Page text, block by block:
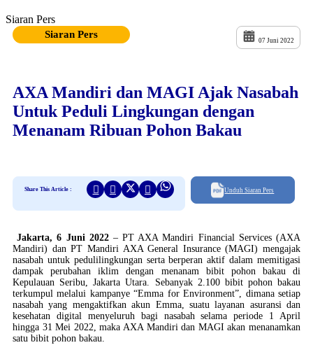
Siaran Pers
Siaran Pers
07 Juni 2022
AXA Mandiri dan MAGI Ajak Nasabah
Untuk Peduli Lingkungan dengan
Menanam Ribuan Pohon Bakau
Share This Article : Unduh Siaran Pers
Jakarta, 6 Juni 2022 – PT AXA Mandiri Financial Services (AXA
Mandiri) dan PT Mandiri AXA General Insurance (MAGI) mengajak
nasabah untuk pedulilingkungan serta berperan aktif dalam memitigasi
dampak perubahan iklim dengan menanam bibit pohon bakau di
Kepulauan Seribu, Jakarta Utara. Sebanyak 2.100 bibit pohon bakau
terkumpul melalui kampanye “Emma for Environment”, dimana setiap
nasabah yang mengaktifkan akun Emma, suatu layanan asuransi dan
kesehatan digital menyeluruh bagi nasabah selama periode 1 April
hingga 31 Mei 2022, maka AXA Mandiri dan MAGI akan menanamkan
satu bibit pohon bakau.